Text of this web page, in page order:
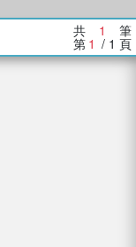
偉大的迷走神經
共 1 筆
第 1 / 1 頁